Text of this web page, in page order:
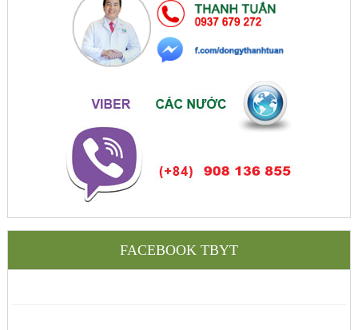
FACEBOOK TBYT